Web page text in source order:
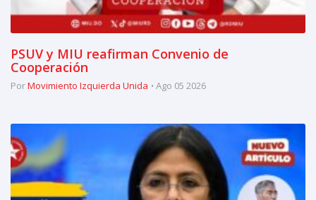
PSUV y MIU reafirman Convenio de
Cooperación
PorMovimiento Izquierda Unida Ago 05 2026